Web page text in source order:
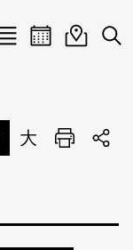
Menu
活動日曆活動地圖
展
大 列印